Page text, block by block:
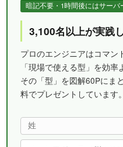
暗記不要・1時間後にはサーバ
3,100名以上が実践
プロのエンジニアはコマン
「現場で使える型」を効率
その「型」を図解60Pにま
料でプレゼントしています。